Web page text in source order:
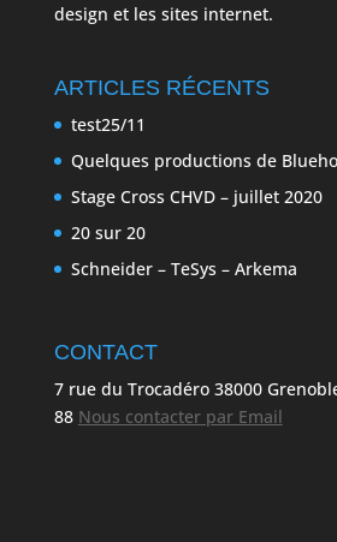
design et les sites internet.
ARTICLES RÉCENTS
test25/11
Quelques productions de
Stage Cross CHVD – juillet 2020
20 sur 20
Schneider – TeSys – Arkema
CONTACT
7 rue du Trocadéro 38000
88 Nous contacter par Email